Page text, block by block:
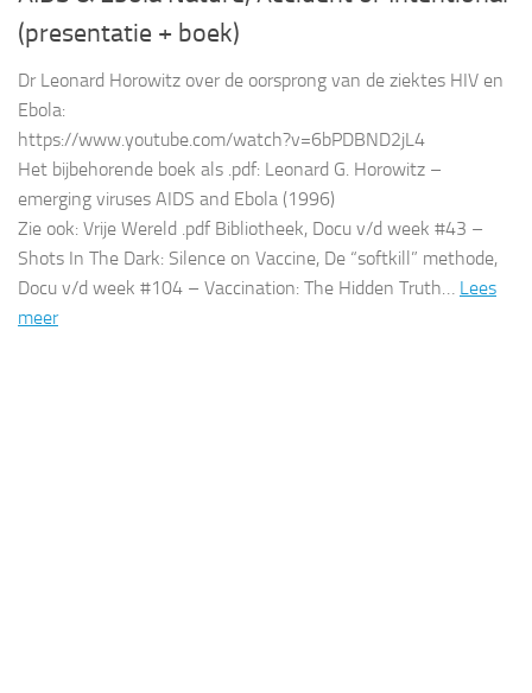
(presentatie + boek)
Dr Leonard Horowitz over de oorsprong van de ziektes HIV en
Ebola:
https://www.youtube.com/watch?v=6bPDBND2jL4
Het bijbehorende boek als .pdf: Leonard G. Horowitz –
emerging viruses AIDS and Ebola (1996)
Zie ook: Vrije Wereld .pdf Bibliotheek, Docu v/d week #43 –
Shots In The Dark: Silence on Vaccine, De “softkill” methode,
Docu v/d week #104 – Vaccination: The Hidden Truth… Lees
meer